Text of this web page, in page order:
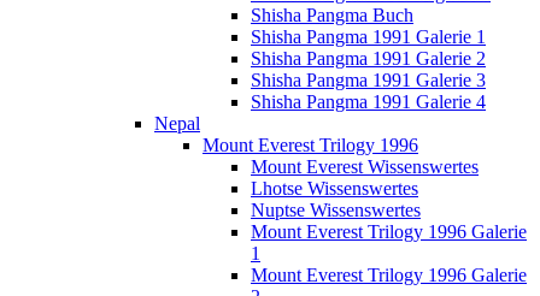
Shisha Pangma Buch
Shisha Pangma 1991 Galerie 1
Shisha Pangma 1991 Galerie 2
Shisha Pangma 1991 Galerie 3
Shisha Pangma 1991 Galerie 4
Nepal
Mount Everest Trilogy 1996
Mount Everest Wissenswertes
Lhotse Wissenswertes
Nuptse Wissenswertes
Mount Everest Trilogy 1996 Galerie
1
Mount Everest Trilogy 1996 Galerie